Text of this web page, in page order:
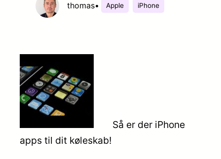
thomas• Apple iPhone
Så er der iPhone
apps til dit køleskab!